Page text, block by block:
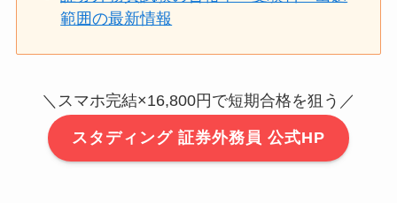
範囲の最新情報
＼スマホ完結×16,800円で短期合格を狙う／
スタディング 証券外務員 公式HP